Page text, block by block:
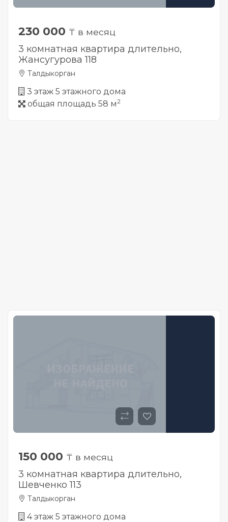
230 000 ₸ в месяц
3 комнатная квартира длительно,
Жансугурова 118
Талдыкорган
3 этаж 5 этажного дома
общая площадь 58 м2
150 000 ₸ в месяц
3 комнатная квартира длительно,
Шевченко 113
Талдыкорган
4 этаж 5 этажного дома